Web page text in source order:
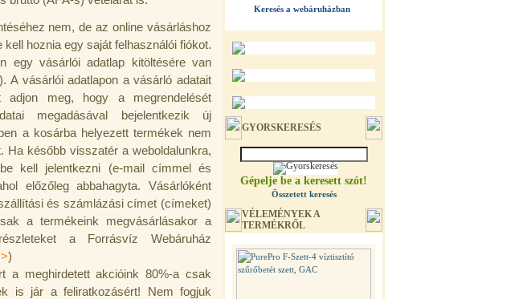
nem, de az online vásárláshoz
hoznia egy saját felhasználói fiókot.
egy vásárlói adatlap kitöltésére van
A vásárlói adatlapon a vásárló adatait
meg, hogy a megrendelését
megadásával bejelentkezik új
a kosárba helyezett termékek nem
Ha később visszatér a weboldalunkra,
kell jelentkezni (e-mail címmel és
előzőleg abbahagyta. Vásárlóként
és számlázási címet (címeket)
a termékeink megvásárlásakor a
a Forrásvíz Webáruház
)
a meghirdetett akcióink 80%-a csak
is jár a feliratkozásért! Nem fogjuk
Keresés a webáruházban
GYORSKERESÉS
Gépelje be a keresett szót!
Összetett keresés
VÉLEMÉNYEK A
TERMÉKRŐL